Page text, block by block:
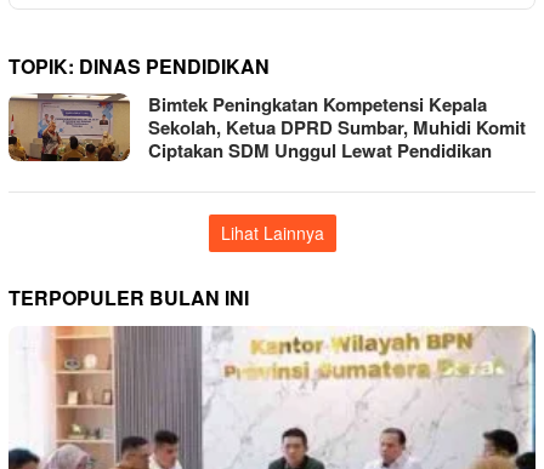
TOPIK: DINAS PENDIDIKAN
Bimtek Peningkatan Kompetensi Kepala
Sekolah, Ketua DPRD Sumbar, Muhidi Komit
Ciptakan SDM Unggul Lewat Pendidikan
Lihat Lainnya
TERPOPULER BULAN INI